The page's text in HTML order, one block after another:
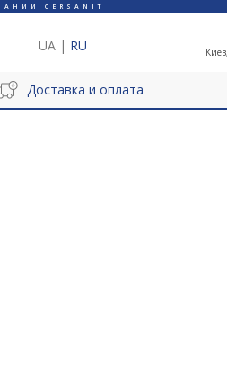
CERSANIT
UA | RU
Доставка и оплата